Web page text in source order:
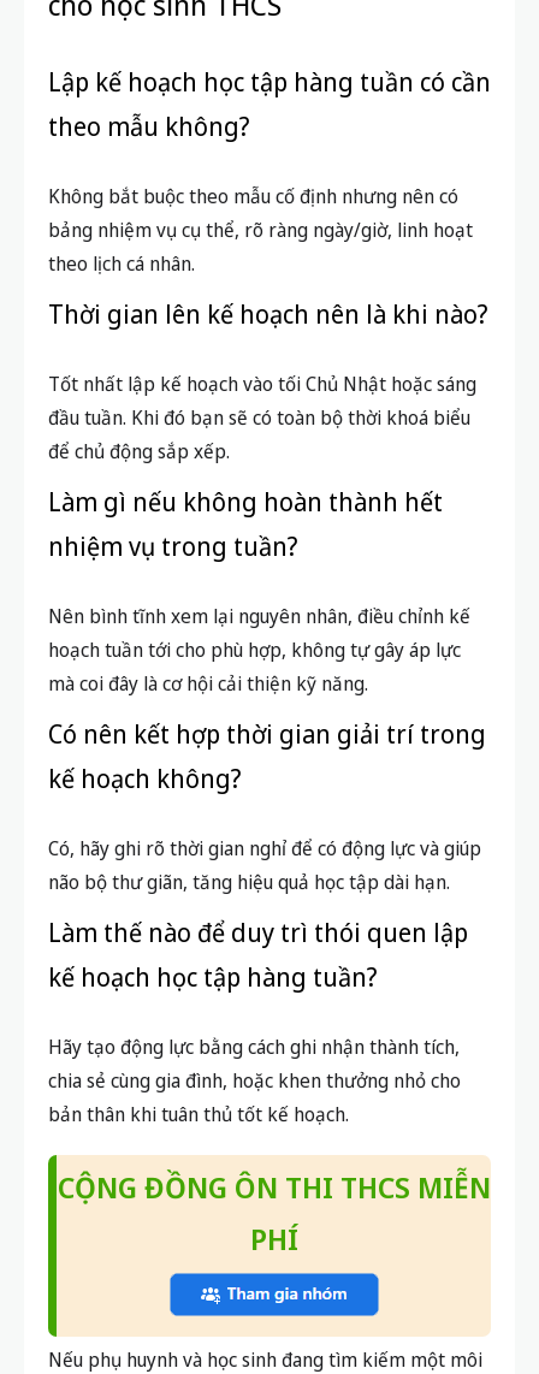
Lập kế hoạch học tập hàng tuần có cần
theo mẫu không?
Không bắt buộc theo mẫu cố định nhưng nên có
bảng nhiệm vụ cụ thể, rõ ràng ngày/giờ, linh hoạt
theo lịch cá nhân.
Thời gian lên kế hoạch nên là khi nào?
Tốt nhất lập kế hoạch vào tối Chủ Nhật hoặc sáng
đầu tuần. Khi đó bạn sẽ có toàn bộ thời khoá biểu
để chủ động sắp xếp.
Làm gì nếu không hoàn thành hết
nhiệm vụ trong tuần?
Nên bình tĩnh xem lại nguyên nhân, điều chỉnh kế
hoạch tuần tới cho phù hợp, không tự gây áp lực
mà coi đây là cơ hội cải thiện kỹ năng.
Có nên kết hợp thời gian giải trí trong
kế hoạch không?
Có, hãy ghi rõ thời gian nghỉ để có động lực và giúp
não bộ thư giãn, tăng hiệu quả học tập dài hạn.
Làm thế nào để duy trì thói quen lập
kế hoạch học tập hàng tuần?
Hãy tạo động lực bằng cách ghi nhận thành tích,
chia sẻ cùng gia đình, hoặc khen thưởng nhỏ cho
bản thân khi tuân thủ tốt kế hoạch.
CỘNG ĐỒNG ÔN THI THCS MIỄN
PHÍ
Nếu phụ huynh và học sinh đang tìm kiếm một môi